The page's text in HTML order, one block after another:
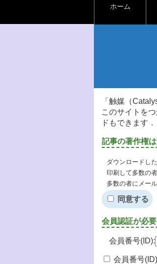
ホーム
「触媒（
このサイトを
ドもできます．
記事の著作権
ダウンロードし
印刷して多数の
多数の者にメー
同意する
会員認証が必要
会員番号(ID):
会員番号